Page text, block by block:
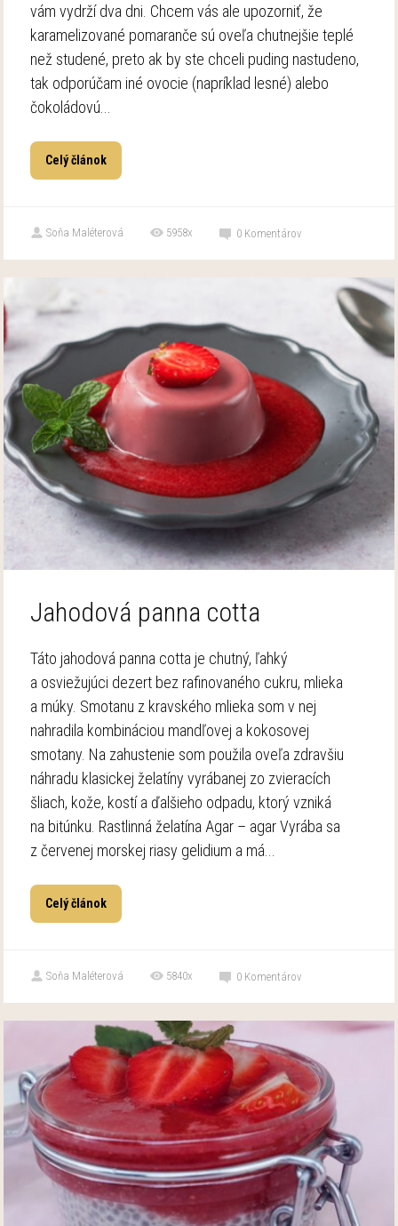
vám vydrží dva dni. Chcem vás ale upozorniť, že
karamelizované pomaranče sú oveľa chutnejšie teplé
než studené, preto ak by ste chceli puding nastudeno,
tak odporúčam iné ovocie (napríklad lesné) alebo
čokoládovú...
Celý článok
Soňa Maléterová 5958x 0 Komentárov
Jahodová panna cotta
Táto jahodová panna cotta je chutný, ľahký
a osviežujúci dezert bez rafinovaného cukru, mlieka
a múky. Smotanu z kravského mlieka som v nej
nahradila kombináciou mandľovej a kokosovej
smotany. Na zahustenie som použila oveľa zdravšiu
náhradu klasickej želatíny vyrábanej zo zvieracích
šliach, kože, kostí a ďalšieho odpadu, ktorý vzniká
na bitúnku. Rastlinná želatína Agar – agar Vyrába sa
z červenej morskej riasy gelidium a má...
Celý článok
Soňa Maléterová 5840x 0 Komentárov